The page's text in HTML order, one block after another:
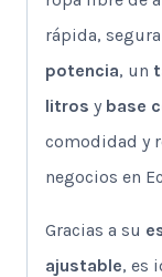
rápida,
potencia, un
litros y base
comodidad y
negocios en
Gracias a su
ajustable, es